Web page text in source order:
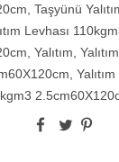
Taşyünü
Levhası
Yalıtım